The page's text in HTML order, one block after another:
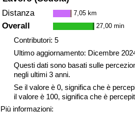
Distanza 7,05 km
Overall 27,00 min
Contributori: 5
Ultimo aggiornamento: Dicembre
Questi dati sono basati sulle
negli ultimi 3 anni.
Se il valore è 0, significa che è
il valore è 100, significa che è
Più informazioni: